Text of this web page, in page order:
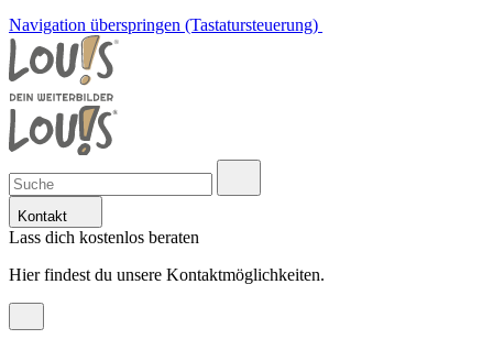
Navigation überspringen (Tastatursteuerung)
Kontakt
Lass dich kostenlos beraten
Hier findest du unsere Kontaktmöglichkeiten.